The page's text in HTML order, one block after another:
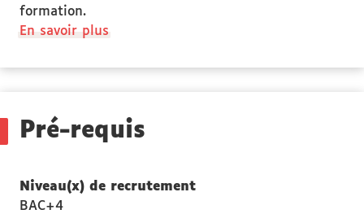
formation.
En savoir plus
Pré-requis
Niveau(x) de recrutement
BAC+4